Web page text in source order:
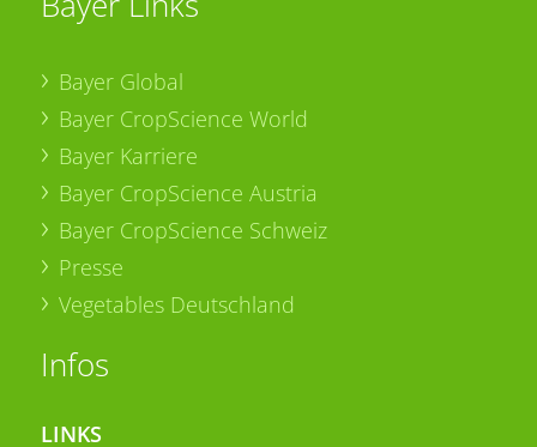
Bayer Global
Bayer CropScience World
Bayer Karriere
Bayer CropScience Austria
Bayer CropScience Schweiz
Presse
Vegetables Deutschland
Infos
LINKS